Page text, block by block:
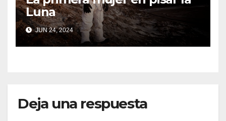
Luna
JUN 24, 2024
Deja una respuesta